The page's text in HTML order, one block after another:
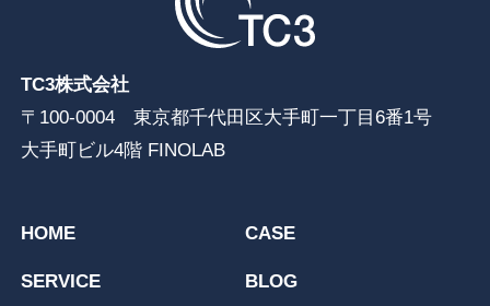
TC3株式会社
〒100-0004 東京都千代田区大手町一丁目6番1号
大手町ビル4階 FINOLAB
HOME
SERVICE
CASE
BLOG